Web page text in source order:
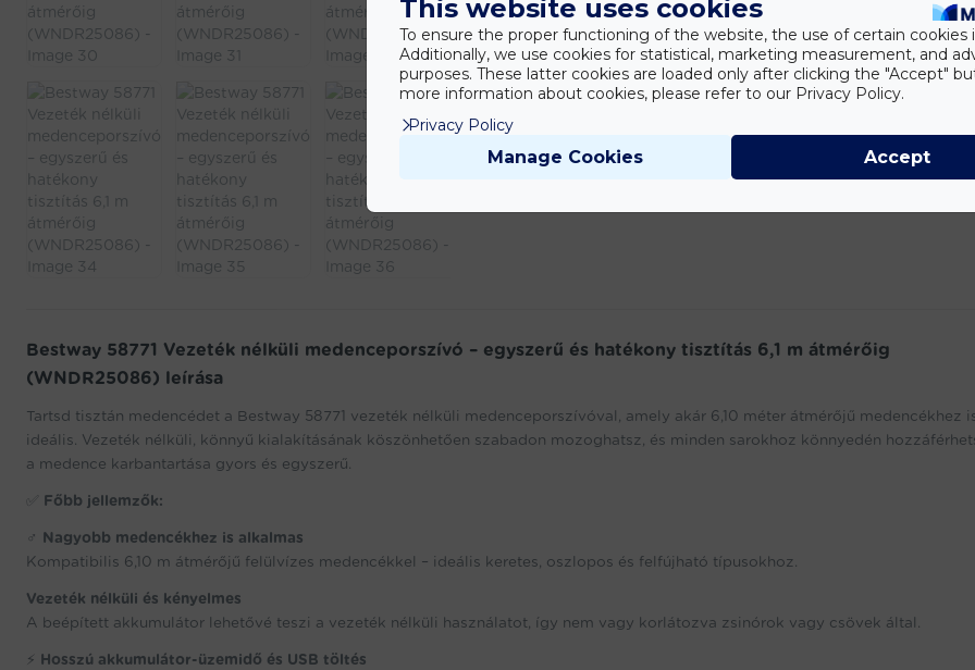
Bestway 58771 Vezeték nélküli medenceporszívó – egyszerű és hatékony tisztítás 6,1 m átmérőig
(WNDR25086) leírása
Tartsd tisztán medencédet a Bestway 58771 vezeték nélküli medenceporszívóval, amely akár 6,10 méter átmérőjű medencékhez
ideális. Vezeték nélküli, könnyű kialakításának köszönhetően szabadon mozoghatsz, és minden sarokhoz könnyedén
a medence karbantartása gyors és egyszerű.
Főbb jellemzők:
‍♂️ Nagyobb medencékhez is alkalmas
Kompatibilis 6,10 m átmérőjű felülvízes medencékkel – ideális keretes, oszlopos és felfújható típusokhoz.
Vezeték nélküli és kényelmes
A beépített akkumulátor lehetővé teszi a vezeték nélküli használatot, így nem vagy korlátozva zsinórok vagy csövek által.
⚡ Hosszú akkumulátor-üzemidő és USB töltés
This website uses cookies
To ensure the proper functioning of the website, the use of certain cookies
Additionally, we use cookies for statistical, marketing measurement, and
purposes. These latter cookies are loaded only after clicking the "Accept"
more information about cookies, please refer to our Privacy Policy.
Privacy Policy
Manage Cookies Accept